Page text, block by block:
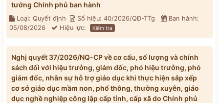
tướng Chính phủ ban hành
Loại: Quyết định Số hiệu: 40/2026/QĐ-TTg
Ban hành:
05/08/2026
Hiệu lực: Kiểm tra
Nghị quyết 37/2026/NQ-CP về cơ cấu, số lượng và chính
sách đối với hiệu trưởng, giám đốc, phó hiệu trưởng, phó
giám đốc, nhân sự hỗ trợ giáo dục khi thực hiện sắp xếp
cơ sở giáo dục mầm non, phổ thông, thường xuyên, giáo
dục nghề nghiệp công lập cấp tỉnh, cấp xã do Chính phủ